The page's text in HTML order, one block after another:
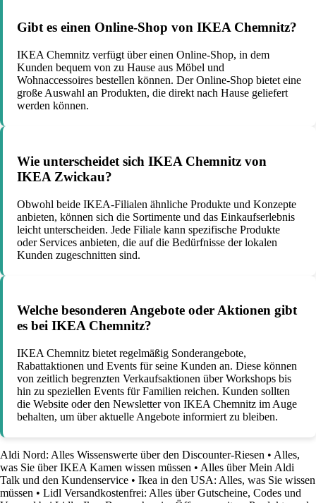
Gibt es einen Online-Shop von IKEA Chemnitz?
IKEA Chemnitz verfügt über einen Online-Shop, in dem
Kunden bequem von zu Hause aus Möbel und
Wohnaccessoires bestellen können. Der Online-Shop bietet eine
große Auswahl an Produkten, die direkt nach Hause geliefert
werden können.
Wie unterscheidet sich IKEA Chemnitz von
IKEA Zwickau?
Obwohl beide IKEA-Filialen ähnliche Produkte und Konzepte
anbieten, können sich die Sortimente und das Einkaufserlebnis
leicht unterscheiden. Jede Filiale kann spezifische Produkte
oder Services anbieten, die auf die Bedürfnisse der lokalen
Kunden zugeschnitten sind.
Welche besonderen Angebote oder Aktionen gibt
es bei IKEA Chemnitz?
IKEA Chemnitz bietet regelmäßig Sonderangebote,
Rabattaktionen und Events für seine Kunden an. Diese können
von zeitlich begrenzten Verkaufsaktionen über Workshops bis
hin zu speziellen Events für Familien reichen. Kunden sollten
die Website oder den Newsletter von IKEA Chemnitz im Auge
behalten, um über aktuelle Angebote informiert zu bleiben.
Aldi Nord: Alles Wissenswerte über den Discounter-Riesen • Alles,
was Sie über IKEA Kamen wissen müssen • Alles über Mein Aldi
Talk und den Kundenservice • Ikea in den USA: Alles, was Sie wissen
müssen • Lidl Versandkostenfrei: Alles über Gutscheine, Codes und